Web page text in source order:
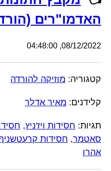
האדמו"רים
08/12/2022, 04:48:00
קטגוריה: מוזיקה להורדה
קלידנים: מאיר אדלר
תגיות: חסידות ויז'ניץ,
סאטמר, חסידות
אהרן